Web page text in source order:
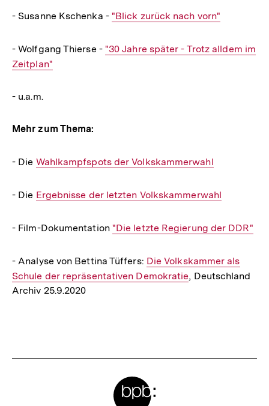
- Susanne Kschenka - Interner
"Blick zurück nach vorn"
- Wolfgang Thierse - Interner
"30 Jahre später - Trotz alldem im
Zeitplan"
- u.a.m.
Mehr zum Thema:
- Die Interner
Wahlkampfspots der Volkskammerwahl
- Die Interner
Ergebnisse der letzten Volkskammerwahl
- Film-Dokumentation Interner
"Die letzte Regierung der DDR"
- Analyse von Bettina Tüffers: Interner
Link:
Die Volkskammer als
Schule der repräsentativen Demokratie, Deutschland
Archiv 25.9.2020